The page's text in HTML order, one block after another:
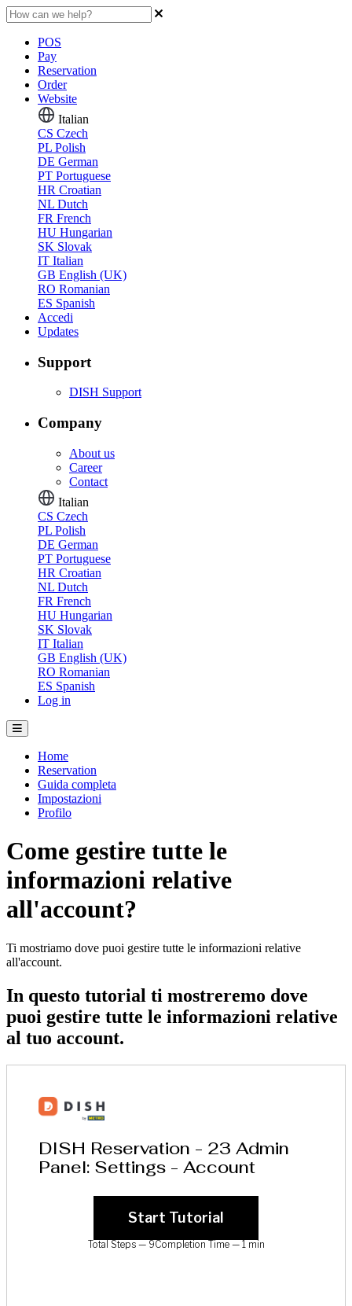
POS
Pay
Reservation
Order
Website
Italian
CS Czech
PL Polish
DE German
PT Portuguese
HR Croatian
NL Dutch
FR French
HU Hungarian
SK Slovak
IT Italian
GB English (UK)
RO Romanian
ES Spanish
Accedi
Updates
Support
DISH Support
Company
About us
Career
Contact
Italian
CS Czech
PL Polish
DE German
PT Portuguese
HR Croatian
NL Dutch
FR French
HU Hungarian
SK Slovak
IT Italian
GB English (UK)
RO Romanian
ES Spanish
Log in
Home
Reservation
Guida completa
Impostazioni
Profilo
Come gestire tutte le
informazioni relative
all'account?
Ti mostriamo dove puoi gestire tutte le informazioni relative
all'account.
In questo tutorial ti mostreremo dove
puoi gestire tutte le informazioni relative
al tuo account.